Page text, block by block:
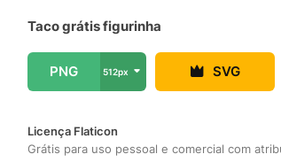
Taco grátis figurinha
PNG 512px SVG
Licença Flaticon
Grátis para uso pessoal e comercial com